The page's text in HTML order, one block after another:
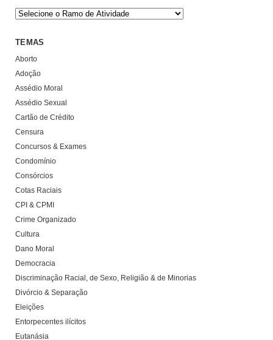
TEMAS
Aborto
Adoção
Assédio Moral
Assédio Sexual
Cartão de Crédito
Censura
Concursos & Exames
Condomínio
Consórcios
Cotas Raciais
CPI & CPMI
Crime Organizado
Cultura
Dano Moral
Democracia
Discriminação Racial, de Sexo, Religião & de Minorias
Divórcio & Separação
Eleições
Entorpecentes ilícitos
Eutanásia